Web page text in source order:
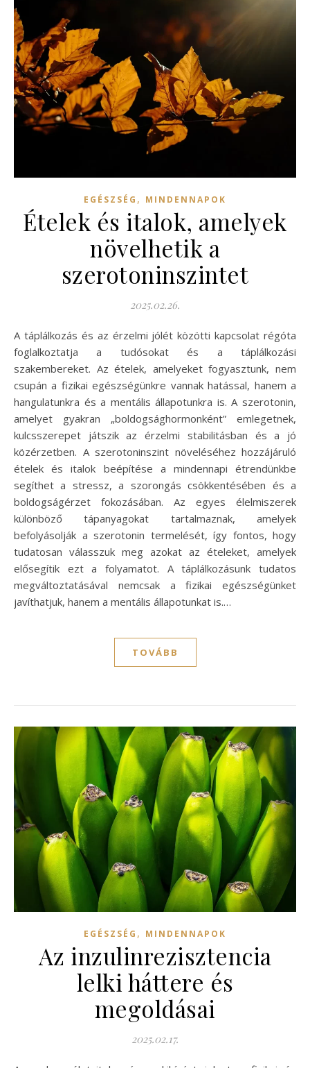
EGÉSZSÉG , MINDENNAPOK
Ételek és italok, amelyek
növelhetik a
szerotoninszintet
2025.02.26.
A táplálkozás és az érzelmi jólét közötti kapcsolat régóta
foglalkoztatja a tudósokat és a táplálkozási
szakembereket. Az ételek, amelyeket fogyasztunk, nem
csupán a fizikai egészségünkre vannak hatással, hanem a
hangulatunkra és a mentális állapotunkra is. A szerotonin,
amelyet gyakran „boldogsághormonként” emlegetnek,
kulcsszerepet játszik az érzelmi stabilitásban és a jó
közérzetben. A szerotoninszint növeléséhez hozzájáruló
ételek és italok beépítése a mindennapi étrendünkbe
segíthet a stressz, a szorongás csökkentésében és a
boldogságérzet fokozásában. Az egyes élelmiszerek
különböző tápanyagokat tartalmaznak, amelyek
befolyásolják a szerotonin termelését, így fontos, hogy
tudatosan válasszuk meg azokat az ételeket, amelyek
elősegítik ezt a folyamatot. A táplálkozásunk tudatos
megváltoztatásával nemcsak a fizikai egészségünket
javíthatjuk, hanem a mentális állapotunkat is.…
TOVÁBB
EGÉSZSÉG , MINDENNAPOK
Az inzulinrezisztencia
lelki háttere és
megoldásai
2025.02.17.